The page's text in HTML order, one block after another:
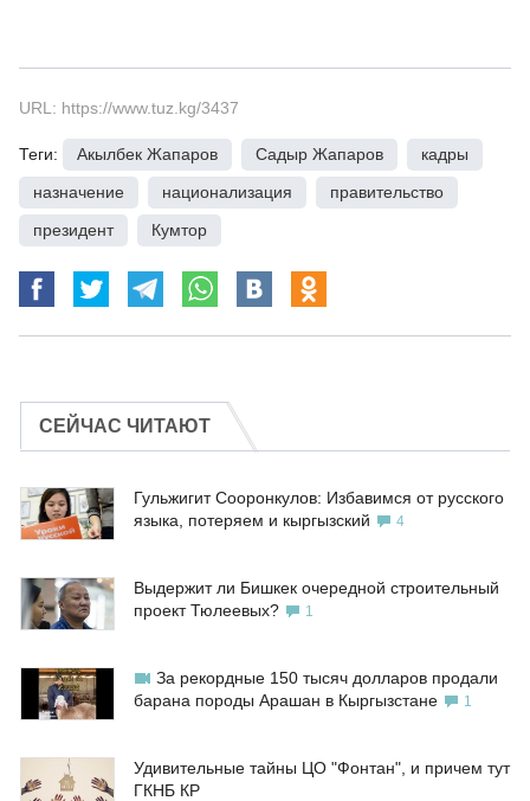
URL: https://www.tuz.kg/3437
Теги: Акылбек Жапаров Садыр Жапаров кадры
назначение
национализация правительство
президент
Кумтор
СЕЙЧАС ЧИТАЮТ
Гульжигит Сооронкулов: Избавимся от русского
языка, потеряем и кыргызский
4
Выдержит ли Бишкек очередной строительный
проект Тюлеевых?
1
За рекордные 150 тысяч долларов продали
барана породы Арашан в Кыргызстане
1
Удивительные тайны ЦО "Фонтан", и причем тут
ГКНБ КР